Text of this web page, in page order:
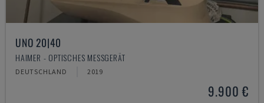
UNO 20|40
HAIMER - OPTISCHES MESSGERÄT
DEUTSCHLAND 2019
9.900 €